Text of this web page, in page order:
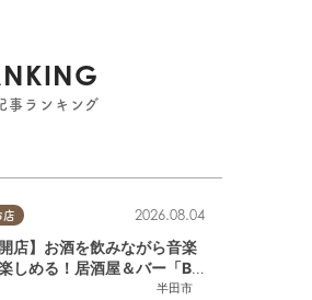
事ランキング
店
半田市
2026.08.04
開店】お酒を飲みながら音楽
しめる！居酒屋＆バー「BL
（ブルーミー）」が7/3